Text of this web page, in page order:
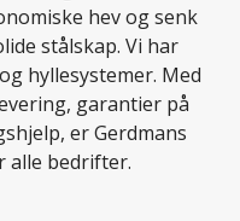
hev og senk
stålskap. Vi har
hyllesystemer. Med
garantier på
er Gerdmans
alle bedrifter.